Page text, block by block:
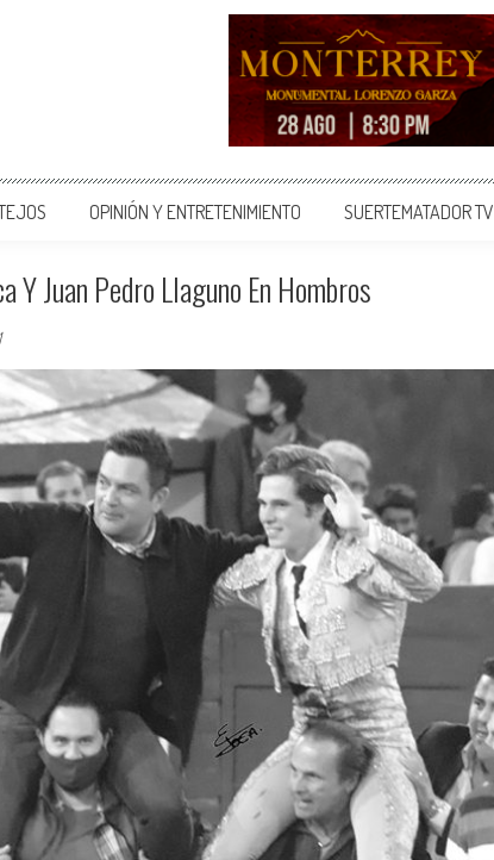
OPINIÓN Y ENTRETENIMIENTO SUERTEMATADOR TV
Y Juan Pedro Llaguno En Hombros